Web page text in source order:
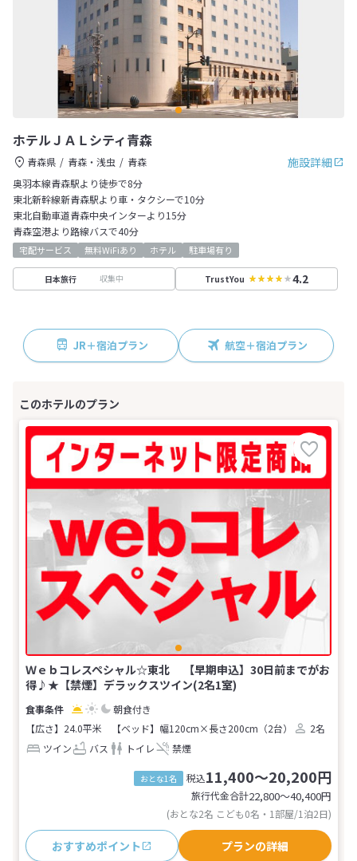
ホテルＪＡＬシティ青森
施設詳細
青森県 青森・浅虫
青森
奥羽本線青森駅より徒歩で8分
東北新幹線新青森駅より車・タクシーで10分
東北自動車道青森中央インターより15分
青森空港より路線バスで40分
宅配サービス 無料WiFiあり ホテル 駐車場有り
日本旅行 収集中 TrustYou 4.2
JR＋宿泊プラン 航空＋宿泊プラン
Ｗｅｂコレスペシャル☆東北 【早期申込】30日前までがお
得♪★【禁煙】デラックスツイン(2名1室)
朝食付き
【広さ】24.0平米
【ベッド】幅120cm×長さ200cm（2台）
2名
ツイン
バス トイレ 禁煙
おとな1名 税込11,400～20,200円
旅行代金合計22,800〜40,400円
(おとな2名 こども0名・1部屋/1泊2日)
おすすめポイント プランの詳細